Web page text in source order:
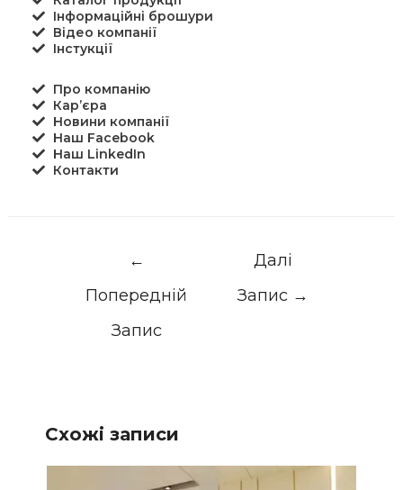
Інформаційні брошури
Відео компанії
Інстукції
Про компанію
Кар’єра
Новини компанії
Наш Facebook
Наш LinkedIn
Контакти
←
Попередній
Запис
Далі
Запис →
Схожі записи